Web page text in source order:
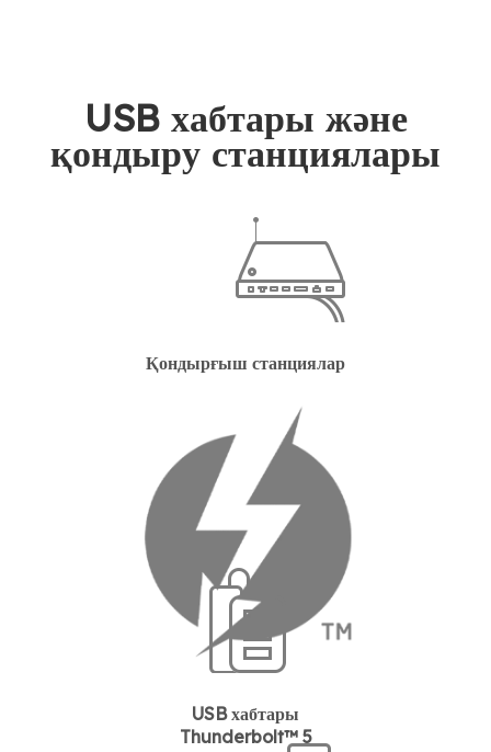
USB хабтары және
қондыру станциялары
Қондырғыш станциялар
Thunderbolt™ 5
USB хабтары